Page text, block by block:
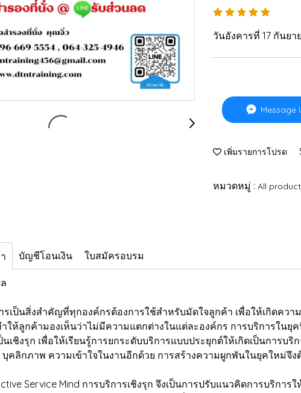
วันอังคารที่ 17 กันยา
Message
เพิ่มรายการโปรด
หมวดหมู่ : All product
บัญชีโอนเงิน ใบสมัครอบรม
นสิ่งสำคัญที่ทุกองค์กรต้องการใช้สำหรับมัดใจลูกค้า เพื่อให้เกิดควา
ให้ลูกค้ามองเห็นว่าไม่มีความแตกต่างในแต่ละองค์กร การบริการในยุ
นเชิงรุก เพื่อให้เรียนรู้การยกระดับบริการแบบประยุกต์ให้เกิดเป็นการ
คลิกภาพ ความเข้าใจในงานอีกด้วย การสร้างความผูกพันในยุคใหม่จึงต้
Service Mind การบริการเชิงรุก จึงเป็นการปรับแนวคิดการบริการ